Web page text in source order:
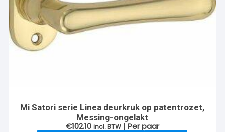
Mi Satori serie Linea deurkruk op patentrozet,
Messing-ongelakt
€102.10 incl. BTW | Per paar